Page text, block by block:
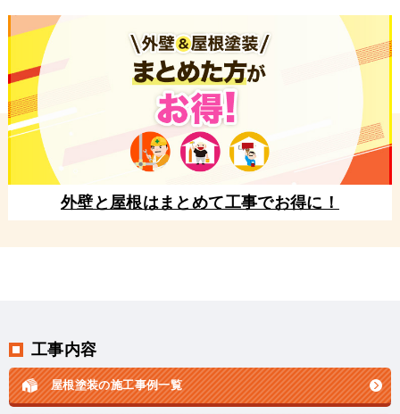
外壁と屋根はまとめて工事でお得に！
工事内容
屋根塗装の施工事例一覧